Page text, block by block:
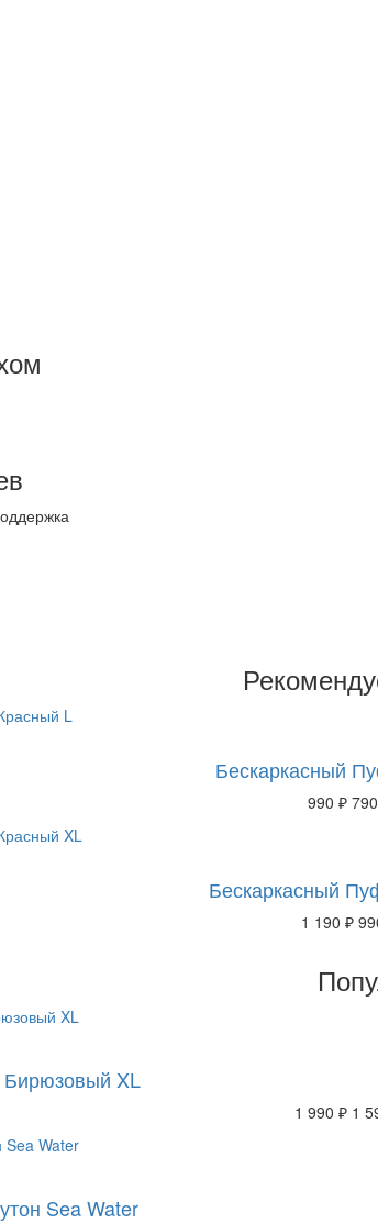
Бескаркасный
990 ₽
Бескаркасный
1 190 ₽
XL
1 990 ₽ 1
Sea Water